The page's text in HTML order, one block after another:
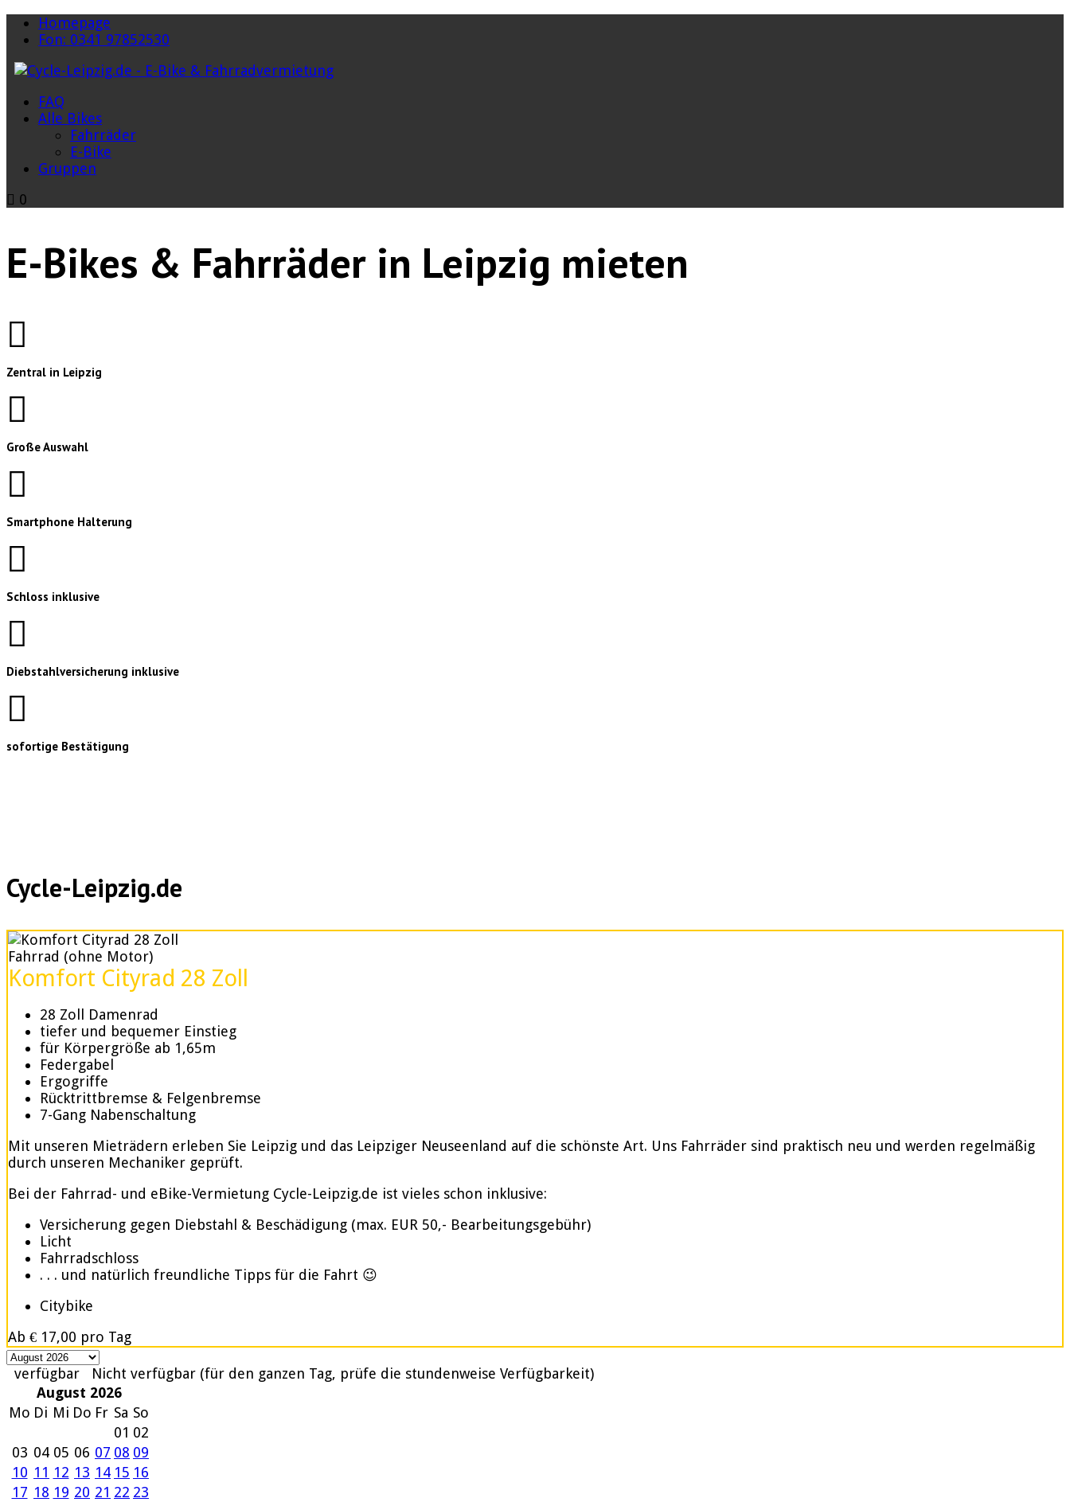
Homepage
Fon: 0341 97852530
FAQ
Alle Bikes
Fahrräder
E-Bike
Gruppen
0
E-Bikes & Fahrräder in Leipzig mieten
Zentral in Leipzig
Große Auswahl
Smartphone Halterung
Schloss inklusive
Diebstahlversicherung inklusive
sofortige Bestätigung
Cycle-Leipzig.de
Fahrrad (ohne Motor)
Komfort Cityrad 28 Zoll
28 Zoll Damenrad
tiefer und bequemer Einstieg
für Körpergröße ab 1,65m
Federgabel
Ergogriffe
Rücktrittbremse & Felgenbremse
7-Gang Nabenschaltung
Mit unseren Mieträdern erleben Sie Leipzig und das Leipziger Neuseenland auf die schönste Art. Uns Fahrräder sind praktisch neu und werden regelmäßig
durch unseren Mechaniker geprüft.
Bei der Fahrrad- und eBike-Vermietung Cycle-Leipzig.de ist vieles schon inklusive:
Versicherung gegen Diebstahl & Beschädigung (max. EUR 50,- Bearbeitungsgebühr)
Licht
Fahrradschloss
. . . und natürlich freundliche Tipps für die Fahrt 😉
Citybike
Ab € 17,00 pro Tag
verfügbar
Nicht verfügbar (für den ganzen Tag, prüfe die stundenweise Verfügbarkeit)
August 2026
Mo Di Mi Do Fr Sa So
01 02
03 04 05 06 07 08 09
10 11 12 13 14 15 16
17 18 19 20 21 22 23